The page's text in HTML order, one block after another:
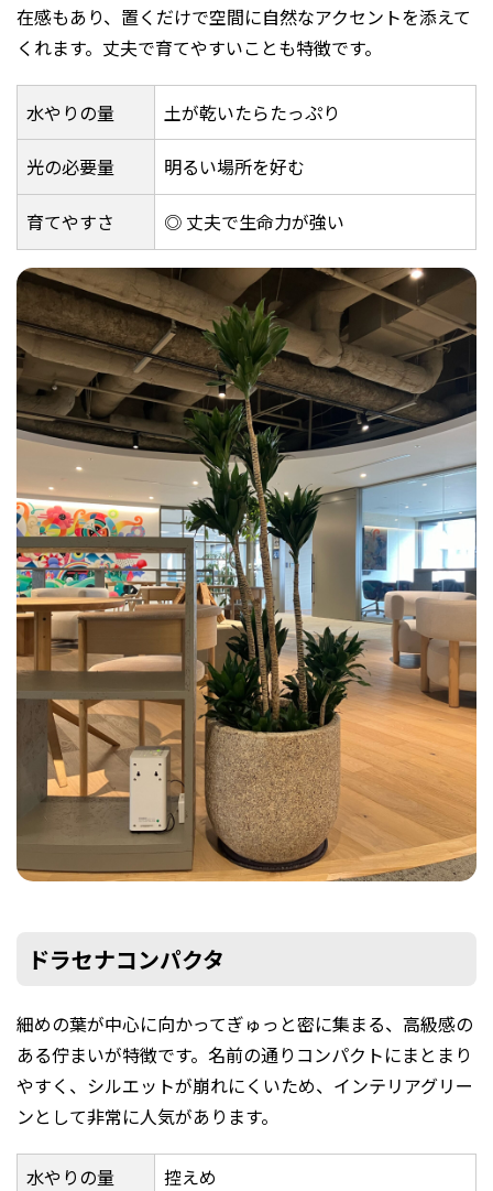
在感もあり、置くだけで空間に自然なアクセントを添えて
くれます。丈夫で育てやすいことも特徴です。
水やりの量 土が乾いたらたっぷり
光の必要量 明るい場所を好む
育てやすさ ◎ 丈夫で生命力が強い
ドラセナコンパクタ
細めの葉が中心に向かってぎゅっと密に集まる、高級感の
ある佇まいが特徴です。名前の通りコンパクトにまとまり
やすく、シルエットが崩れにくいため、インテリアグリー
ンとして非常に人気があります。
水やりの量
控えめ